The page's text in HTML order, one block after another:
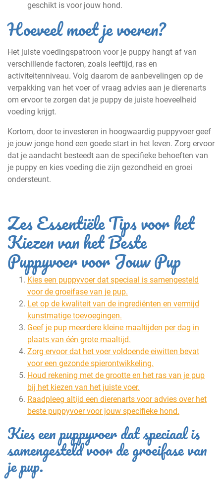
geschikt is voor jouw hond.
Hoeveel moet je voeren?
Het juiste voedingspatroon voor je puppy hangt af van
verschillende factoren, zoals leeftijd, ras en
activiteitenniveau. Volg daarom de aanbevelingen op de
verpakking van het voer of vraag advies aan je dierenarts
om ervoor te zorgen dat je puppy de juiste hoeveelheid
voeding krijgt.
Kortom, door te investeren in hoogwaardig puppyvoer geef
je jouw jonge hond een goede start in het leven. Zorg ervoor
dat je aandacht besteedt aan de specifieke behoeften van
je puppy en kies voeding die zijn gezondheid en groei
ondersteunt.
Zes Essentiële Tips voor het
Kiezen van het Beste
Puppyvoer voor Jouw Pup
Kies een puppyvoer dat speciaal is samengesteld
voor de groeifase van je pup.
Let op de kwaliteit van de ingrediënten en vermijd
kunstmatige toevoegingen.
Geef je pup meerdere kleine maaltijden per dag in
plaats van één grote maaltijd.
Zorg ervoor dat het voer voldoende eiwitten bevat
voor een gezonde spierontwikkeling.
Houd rekening met de grootte en het ras van je pup
bij het kiezen van het juiste voer.
Raadpleeg altijd een dierenarts voor advies over het
beste puppyvoer voor jouw specifieke hond.
Kies een puppyvoer dat speciaal is
samengesteld voor de groeifase van
je pup.